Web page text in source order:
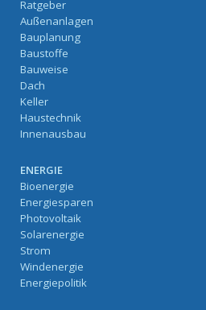
Ratgeber
Außenanlagen
Bauplanung
Baustoffe
Bauweise
Dach
Keller
Haustechnik
Innenausbau
ENERGIE
Bioenergie
Energiesparen
Photovoltaik
Solarenergie
Strom
Windenergie
Energiepolitik